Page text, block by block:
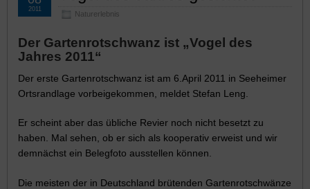
Naturerlebnis
2011
Der Gartenrotschwanz ist „Vogel des
Jahres 2011“
Der erste Gartenrotschwanz ist am 6.April 2011 in Seeheimer
Ortsrandlage vorbeigekommen, meldet Stefan Leng.
Er scheint aber das übliche Revier noch nicht besetzt zu
haben. Mal sehen, ob er sich als kooperativ erweist und wir
demnächst ein Belegfoto ausstellen können.
Die meisten der in Deutschland brütenden Gartenrotschwänze